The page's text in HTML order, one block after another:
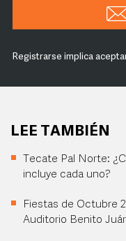
Registrarse implica
LEE TAMBIÉN
Tecate Pal Norte:
incluye cada uno?
Fiestas de Octubre
Auditorio Benito